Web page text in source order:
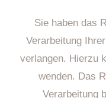
Sie haben das
Verarbeitung
verlangen. Hierzu
wenden. Das
Verarbeitung